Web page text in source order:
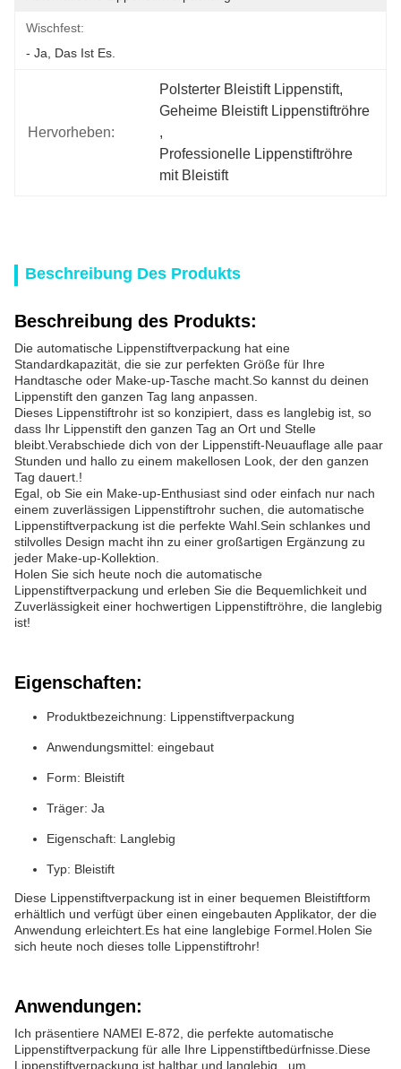
Wischfest:
- Ja, Das Ist Es.
Hervorheben:
Polsterter Bleistift Lippenstift,
Geheime Bleistift Lippenstiftröhre
,
Professionelle Lippenstiftröhre
mit Bleistift
Beschreibung Des Produkts
Beschreibung des Produkts:
Die automatische Lippenstiftverpackung hat eine
Standardkapazität, die sie zur perfekten Größe für Ihre
Handtasche oder Make-up-Tasche macht.So kannst du deinen
Lippenstift den ganzen Tag lang anpassen.
Dieses Lippenstiftrohr ist so konzipiert, dass es langlebig ist, so
dass Ihr Lippenstift den ganzen Tag an Ort und Stelle
bleibt.Verabschiede dich von der Lippenstift-Neuauflage alle paar
Stunden und hallo zu einem makellosen Look, der den ganzen
Tag dauert.!
Egal, ob Sie ein Make-up-Enthusiast sind oder einfach nur nach
einem zuverlässigen Lippenstiftrohr suchen, die automatische
Lippenstiftverpackung ist die perfekte Wahl.Sein schlankes und
stilvolles Design macht ihn zu einer großartigen Ergänzung zu
jeder Make-up-Kollektion.
Holen Sie sich heute noch die automatische
Lippenstiftverpackung und erleben Sie die Bequemlichkeit und
Zuverlässigkeit einer hochwertigen Lippenstiftröhre, die langlebig
ist!
Eigenschaften:
Produktbezeichnung: Lippenstiftverpackung
Anwendungsmittel: eingebaut
Form: Bleistift
Träger: Ja
Eigenschaft: Langlebig
Typ: Bleistift
Diese Lippenstiftverpackung ist in einer bequemen Bleistiftform
erhältlich und verfügt über einen eingebauten Applikator, der die
Anwendung erleichtert.Es hat eine langlebige Formel.Holen Sie
sich heute noch dieses tolle Lippenstiftrohr!
Anwendungen:
Ich präsentiere NAMEI E-872, die perfekte automatische
Lippenstiftverpackung für alle Ihre Lippenstiftbedürfnisse.Diese
Lippenstiftverpackung ist haltbar und langlebig., um